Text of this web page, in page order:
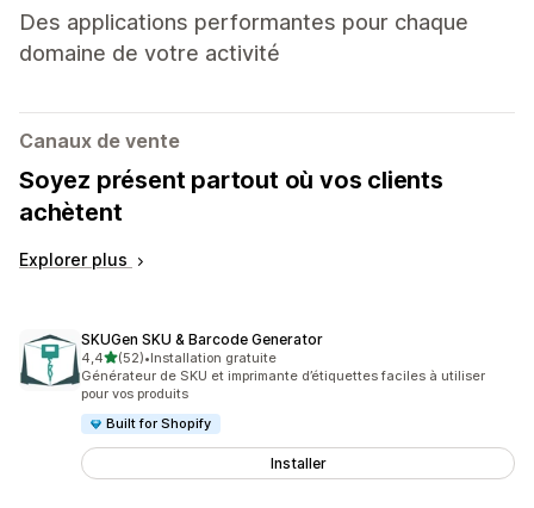
Des applications performantes pour chaque
domaine de votre activité
Canaux de vente
Soyez présent partout où vos clients
achètent
Explorer plus
SKUGen SKU & Barcode Generator
4,4étoile(s) sur 5
(52)
52 avis au total
•Installation gratuite
Générateur de SKU et imprimante d’étiquettes faciles à utiliser
pour vos produits
Built for Shopify
Installer